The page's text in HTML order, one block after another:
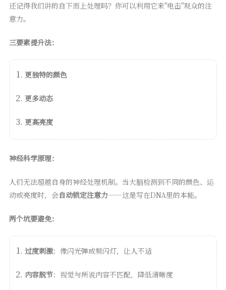
还记得我们讲的自下而上处理吗？你可以利用它来"电击"观众的注
意力。
三要素提升法：
更独特的颜色
更多动态
更高亮度
神经科学原理：
人们无法超越自身的神经处理机制。当大脑检测到不同的颜色、运
动或亮度时，会自动锁定注意力——这是写在DNA里的本能。
两个坑要避免：
过度刺激：像闪光弹或频闪灯，让人不适
内容脱节：视觉与所说内容不匹配，降低清晰度